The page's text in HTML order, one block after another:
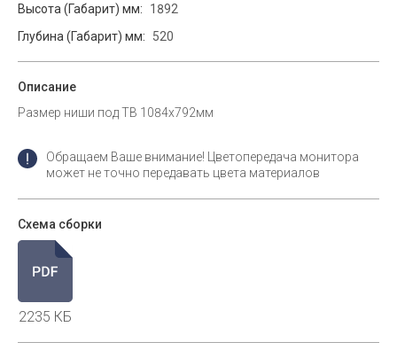
Высота (Габарит) мм:
1892
Глубина (Габарит) мм:
520
Описание
Размер ниши под ТВ 1084х792мм
Обращаем Ваше внимание! Цветопередача монитора
может не точно передавать цвета материалов
Схема сборки
2235 КБ